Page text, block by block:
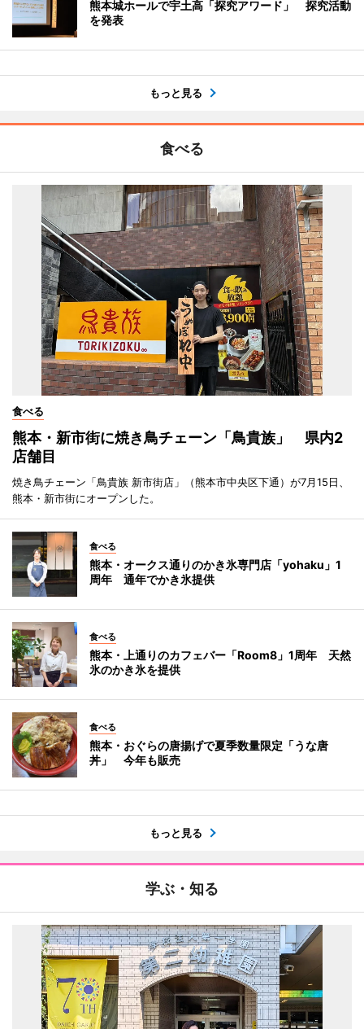
熊本城ホールで宇土高「探究アワード」 探究活動
を発表
もっと見る
食べる
食べる
熊本・新市街に焼き鳥チェーン「鳥貴族」 県内2
店舗目
焼き鳥チェーン「鳥貴族 新市街店」（熊本市中央区下通）が7月15日、
熊本・新市街にオープンした。
食べる
熊本・オークス通りのかき氷専門店「yohaku」1
周年 通年でかき氷提供
食べる
熊本・上通りのカフェバー「Room8」1周年 天然
氷のかき氷を提供
食べる
熊本・おぐらの唐揚げで夏季数量限定「うな唐
丼」 今年も販売
もっと見る
学ぶ・知る